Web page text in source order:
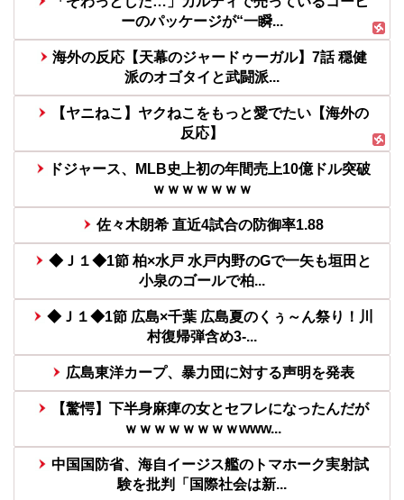
ーのパッケージが“一瞬...
海外の反応【天幕のジャードゥーガル】7話 穏健
派のオゴタイと武闘派...
【ヤニねこ】ヤクねこをもっと愛でたい【海外の
反応】
ドジャース、МLB史上初の年間売上10億ドル突破
ｗｗｗｗｗｗｗ
佐々木朗希 直近4試合の防御率1.88
◆Ｊ１◆1節 柏×水戸 水戸内野のGで一矢も垣田と
小泉のゴールで柏...
◆Ｊ１◆1節 広島×千葉 広島夏のくぅ～ん祭り！川
村復帰弾含め3-...
広島東洋カープ、暴力団に対する声明を発表
【驚愕】下半身麻痺の女とセフレになったんだが
ｗｗｗｗｗｗｗｗwww...
中国国防省、海自イージス艦のトマホーク実射試
験を批判「国際社会は新...